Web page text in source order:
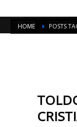
HOME POSTS